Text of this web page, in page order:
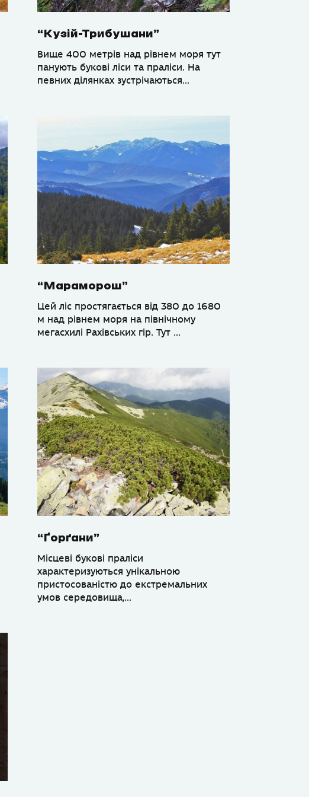
“Кузій-Трибушани”
Вище 400 метрів над рівнем моря тут
панують букові ліси та праліси. На
певних ділянках зустрічаються...
“Мараморош”
Цей ліс простягається від 380 до 1680
м над рівнем моря на пiвнiчному
мегасхилi Рахiвських гір. Тут ...
“Ґорґани”
Місцеві букові праліси
характеризуються унікальною
пристосованістю до екстремальних
умов середовища,...